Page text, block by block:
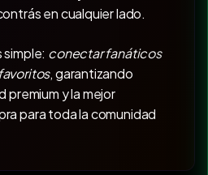
en cualquier lado.
simple: conectar fanáticos
, garantizando
premium y la mejor
para toda la comunidad